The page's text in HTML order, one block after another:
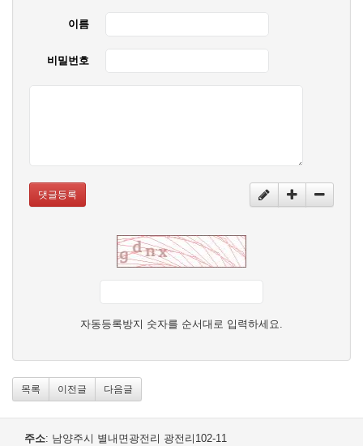
이름
비밀번호
댓글등록
자동등록방지 숫자를 순서대로 입력하세요.
목록 이전글 다음글
주소: 남양주시 별내면광전리 광전리102-11